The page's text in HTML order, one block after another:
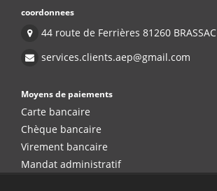
coordonnees
44 route de Ferrières 81260 BRASSAC
services.clients.aep@gmail.com
Moyens de paiements
Carte bancaire
Chèque bancaire
Virement bancaire
Mandat administratif